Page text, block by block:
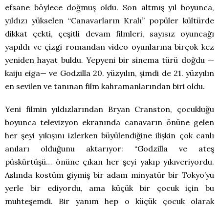
efsane böylece doğmuş oldu. Son altmış yıl boyunca,
yıldızı yükselen “Canavarların Kralı” popüler kültürde
dikkat çekti, çeşitli devam filmleri, sayısız oyuncağı
yapıldı ve çizgi romandan video oyunlarına birçok kez
yeniden hayat buldu. Yepyeni bir sinema türü doğdu —
kaiju eiga— ve Godzilla 20. yüzyılın, şimdi de 21. yüzyılın
en sevilen ve tanınan film kahramanlarından biri oldu.
Yeni filmin yıldızlarından Bryan Cranston, çocukluğu
boyunca televizyon ekranında canavarın önüne gelen
her şeyi yıkışını izlerken büyülendiğine ilişkin çok canlı
anıları olduğunu aktarıyor: “Godzilla ve ateş
püskürtüşü… önüne çıkan her şeyi yakıp yıkıveriyordu.
Aslında kostüm giymiş bir adam minyatür bir Tokyo’yu
yerle bir ediyordu, ama küçük bir çocuk için bu
muhteşemdi. Bir yanım hep o küçük çocuk olarak